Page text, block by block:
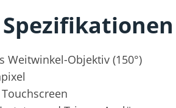
Weitwinkel-Objektiv (150°)